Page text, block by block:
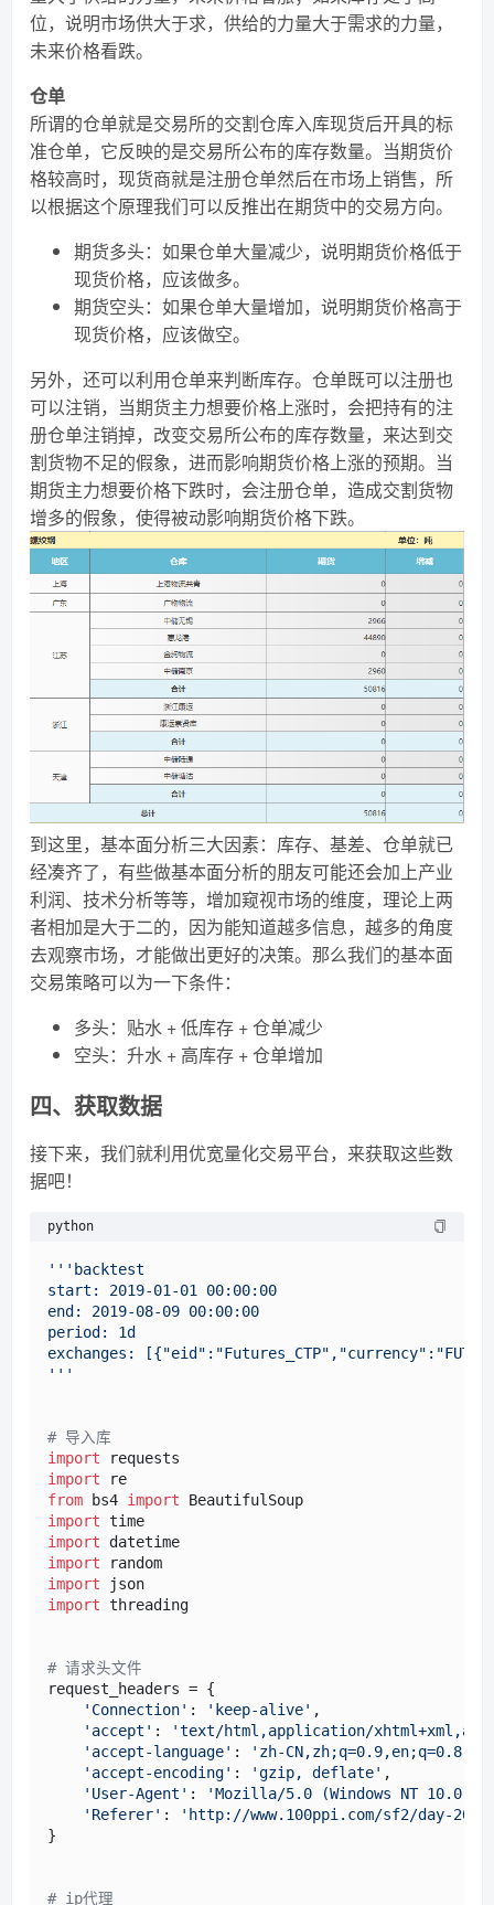
位，说明市场供大于求，供给的力量大于需求的力量，
未来价格看跌。
仓单
所谓的仓单就是交易所的交割仓库入库现货后开具的标
准仓单，它反映的是交易所公布的库存数量。当期货价
格较高时，现货商就是注册仓单然后在市场上销售，所
以根据这个原理我们可以反推出在期货中的交易方向。
期货多头：如果仓单大量减少，说明期货价格低于
现货价格，应该做多。
期货空头：如果仓单大量增加，说明期货价格高于
现货价格，应该做空。
另外，还可以利用仓单来判断库存。仓单既可以注册也
可以注销，当期货主力想要价格上涨时，会把持有的注
册仓单注销掉，改变交易所公布的库存数量，来达到交
割货物不足的假象，进而影响期货价格上涨的预期。当
期货主力想要价格下跌时，会注册仓单，造成交割货物
增多的假象，使得被动影响期货价格下跌。
到这里，基本面分析三大因素：库存、基差、仓单就已
经凑齐了，有些做基本面分析的朋友可能还会加上产业
利润、技术分析等等，增加窥视市场的维度，理论上两
者相加是大于二的，因为能知道越多信息，越多的角度
去观察市场，才能做出更好的决策。那么我们的基本面
交易策略可以为一下条件：
多头：贴水 + 低库存 + 仓单减少
空头：升水 + 高库存 + 仓单增加
四、获取数据
接下来，我们就利用优宽量化交易平台，来获取这些数
据吧！
python
'''backtest
start: 2019-01-01 00:00:00
end: 2019-08-09 00:00:00
period: 1d
exchanges:
'''
# 导入库
import
import
from bs4 import
import
import
import
import
import threading
# 请求头文件
request_headers = {
'Connection' : 'keep-alive' ,
'accept' :
'text/html,application/
'accept-language' : 'zh-CN,zh;q=0.9,en;q=0.8'
'accept-encoding' : 'gzip, deflate' ,
'User-Agent' :
'Mozilla/5.0 (Windows NT 10.0;
'Referer' :
'http://www.100ppi.com/sf2/day-
}
# ip代理